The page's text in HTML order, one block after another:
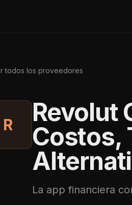
todos los proveedores
R Revolut
Costos,
La app financiera